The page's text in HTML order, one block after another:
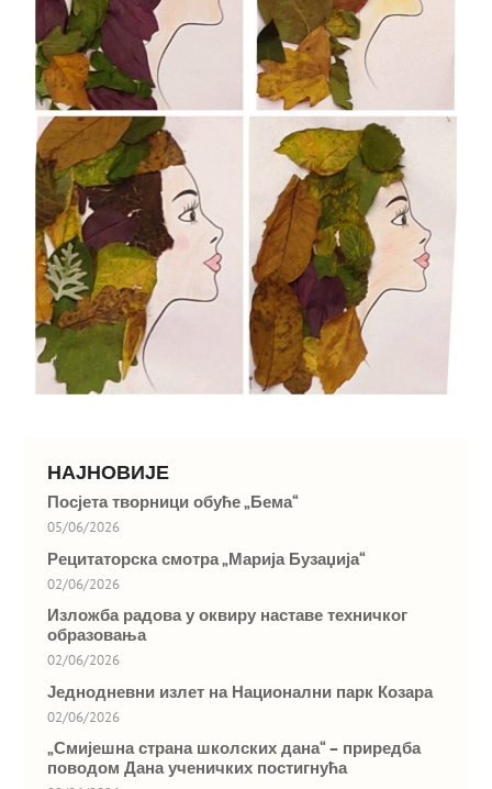
НАЈНОВИЈЕ
Посјета творници обуће „Бема“
05/06/2026
Рецитаторска смотра „Марија Бузаџија“
02/06/2026
Изложба радова у оквиру наставе техничког
образовања
02/06/2026
Једнодневни излет на Национални парк Козара
02/06/2026
„Смијешна страна школских дана“ – приредба
поводом Дана ученичких постигнућа